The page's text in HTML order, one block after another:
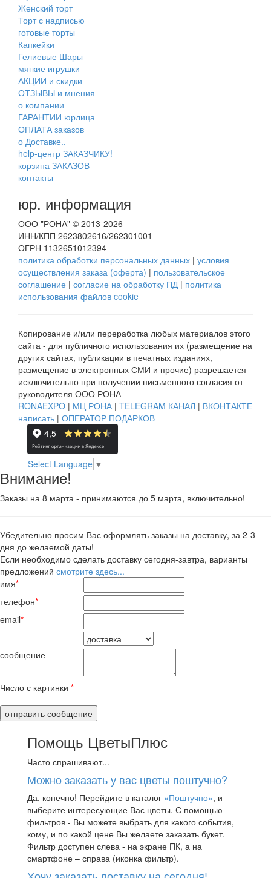
Женский торт
Торт с надписью
готовые торты
Капкейки
Гелиевые Шары
мягкие игрушки
АКЦИИ и скидки
ОТЗЫВЫ и мнения
о компании
ГАРАНТИИ юрлица
ОПЛАТА заказов
о Доставке..
help-центр ЗАКАЗЧИКУ!
корзина ЗАКАЗОВ
контакты
юр. информация
ООО "РОНА" © 2013-2026
ИНН/КПП 2623802616/262301001
ОГРН 1132651012394
политика обработки персональных данных | условия
осуществления заказа (оферта) | пользовательское
соглашение | согласие на обработку ПД | политика
использования файлов cookie
Копирование и/или переработка любых материалов этого
сайта - для публичного использования их (размещение на
других сайтах, публикации в печатных изданиях,
размещение в электронных СМИ и прочие) разрешается
исключительно при получении письменного согласия от
руководителя ООО РОНА
RONAEXPO | МЦ РОНА | TELEGRAM КАНАЛ | ВКОНТАКТЕ
написать | ОПЕРАТОР ПОДАРКОВ
Select Language ▼
Внимание!
Заказы на 8 марта - принимаются до 5 марта, включительно!
Убедительно просим Вас оформлять заказы на доставку, за 2-3
дня до желаемой даты!
Если необходимо сделать доставку сегодня-завтра, варианты
предложений смотрите здесь...
имя*
телефон*
email*
сообщение
Число с картинки *
Помощь ЦветыПлюс
Часто спрашивают...
Можно заказать у вас цветы поштучно?
Да, конечно! Перейдите в каталог «Поштучно», и
выберите интересующие Вас цветы. С помощью
фильтров - Вы можете выбрать для какого события,
кому, и по какой цене Вы желаете заказать букет.
Фильтр доступен слева - на экране ПК, а на
смартфоне – справа (иконка фильтр).